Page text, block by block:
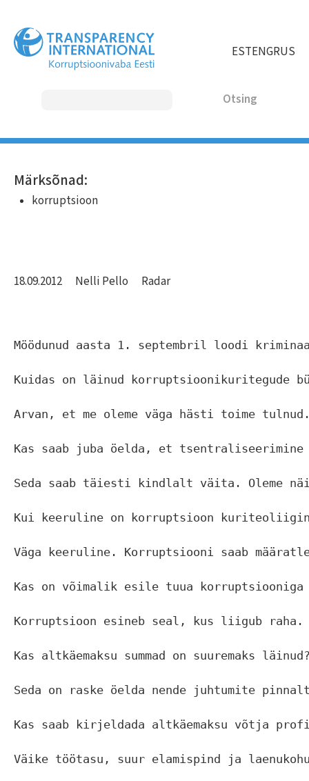
edasi
põhisisu
juurde
ESTENGRUS
MAIN
NAVIGATION
18.09.2012 Nelli Pello Radar
Möödunud aasta 1. septembril loodi
Kuidas on läinud korruptsioonikuritegude
Arvan, et me oleme väga hästi toime
Kas saab juba öelda, et tsentraliseerimine
Seda saab täiesti kindlalt väita. Oleme
Kui keeruline on korruptsioon
Väga keeruline. Korruptsiooni saab
Kas on võimalik esile tuua korruptsiooniga
Korruptsioon esineb seal, kus liigub raha.
Kas altkäemaksu summad on suuremaks
Seda on raske öelda nende juhtumite
Kas saab kirjeldada altkäemaksu võtja
Väike töötasu, suur elamispind ja
Märksõnad:
korruptsioon